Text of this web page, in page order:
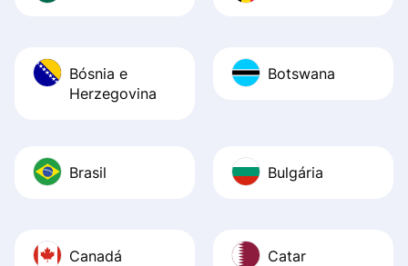
Bósnia e
Herzegovina
Botswana
Brasil Bulgária
Canadá Catar